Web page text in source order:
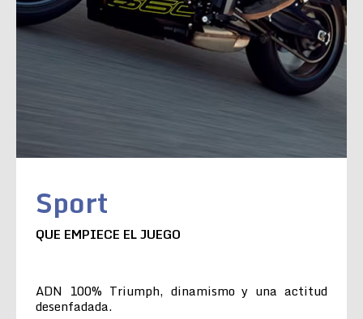
Sport
QUE EMPIECE EL JUEGO
ADN 100% Triumph, dinamismo y una actitud
desenfadada.